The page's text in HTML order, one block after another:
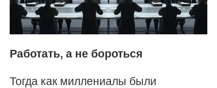
Работать, а не бороться
Тогда как миллениалы были